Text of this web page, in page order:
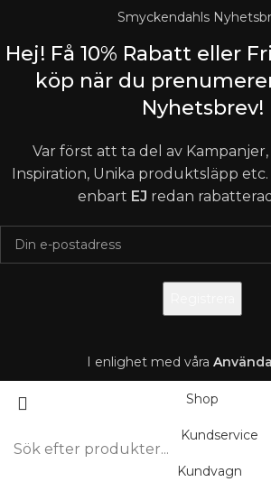
Smyckendahls
Hej! Få 10% Rabatt eller
köp när du
Nyhetsbrev!
Var först att ta del av
Inspiration, Unika produktsläpp
enbart EJ redan
I enlighet med våra A
Shop
Kundservice
Kundvagn